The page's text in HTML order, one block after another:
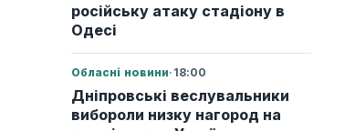
російську атаку стадіону в
Одесі
Обласні новини· 18:00
Дніпровські веслувальники
вибороли низку нагород на